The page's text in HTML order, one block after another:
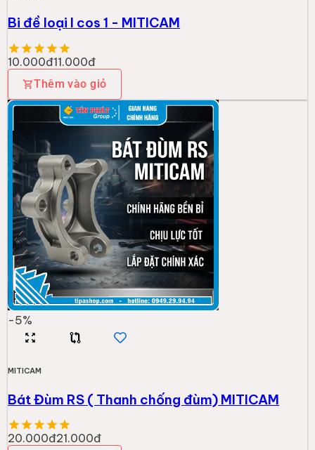
Bi đề loại I cos 1 - MITICAM
10.000đ11.000đ
Thêm vào giỏ
-5%
MITICAM
Bát Đùm RS ( Thanh chống đùm) MITICAM
20.000đ21.000đ